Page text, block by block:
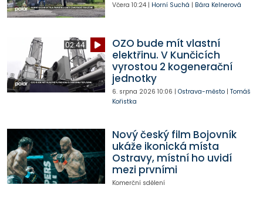
Včera 10:24| Horní Suchá | Bára Kelnerová
02:44
OZO bude mít vlastní
elektřinu. V Kunčicích
vyrostou 2 kogenerační
jednotky
6. srpna 2026 10:06 | Ostrava-město| Tomáš
Kořistka
Nový český film Bojovník
ukáže ikonická místa
Ostravy, místní ho uvidí
mezi prvními
Komerční sdělení